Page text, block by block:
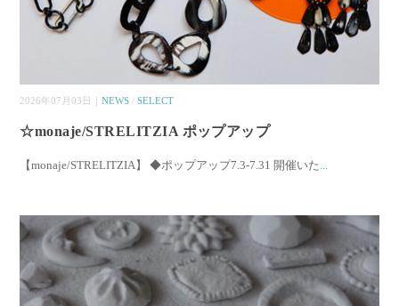
2026年07月03日｜NEWS /SELECT
☆monaje/STRELITZIA ポップアップ
【monaje/STRELITZIA】 ◆ポップアップ7.3-7.31 開催いた...